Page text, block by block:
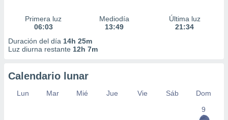
Primera luz
06:03
Mediodía
13:49
Última luz
21:34
Duración del día 14h 25m
Luz diurna restante 12h 7m
Calendario lunar
Lun Mar Mié Jue Vie Sáb
Dom
9